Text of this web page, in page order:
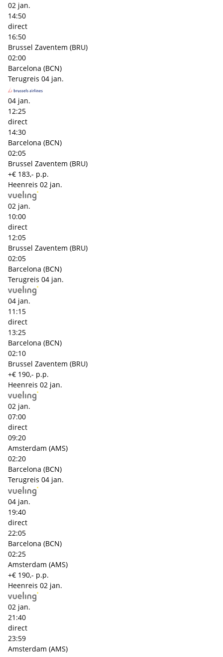
02 jan.
14:50
direct
16:50
Brussel Zaventem (BRU)
02:00
Barcelona (BCN)
Terugreis 04 jan.
04 jan.
12:25
direct
14:30
Barcelona (BCN)
02:05
Brussel Zaventem (BRU)
+€ 183,- p.p.
Heenreis 02 jan.
02 jan.
10:00
direct
12:05
Brussel Zaventem (BRU)
02:05
Barcelona (BCN)
Terugreis 04 jan.
04 jan.
11:15
direct
13:25
Barcelona (BCN)
02:10
Brussel Zaventem (BRU)
+€ 190,- p.p.
Heenreis 02 jan.
02 jan.
07:00
direct
09:20
Amsterdam (AMS)
02:20
Barcelona (BCN)
Terugreis 04 jan.
04 jan.
19:40
direct
22:05
Barcelona (BCN)
02:25
Amsterdam (AMS)
+€ 190,- p.p.
Heenreis 02 jan.
02 jan.
21:40
direct
23:59
Amsterdam (AMS)